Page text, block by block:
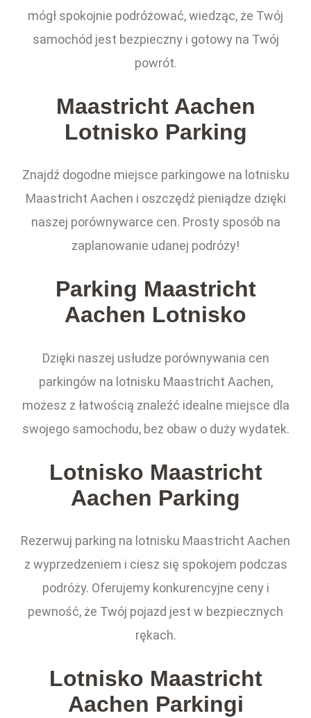
mógł spokojnie podróżować, wiedząc, że Twój
samochód jest bezpieczny i gotowy na Twój
powrót.
Maastricht Aachen
Lotnisko Parking
Znajdź dogodne miejsce parkingowe na lotnisku
Maastricht Aachen i oszczędź pieniądze dzięki
naszej porównywarce cen. Prosty sposób na
zaplanowanie udanej podróży!
Parking Maastricht
Aachen Lotnisko
Dzięki naszej usłudze porównywania cen
parkingów na lotnisku Maastricht Aachen,
możesz z łatwością znaleźć idealne miejsce dla
swojego samochodu, bez obaw o duży wydatek.
Lotnisko Maastricht
Aachen Parking
Rezerwuj parking na lotnisku Maastricht Aachen
z wyprzedzeniem i ciesz się spokojem podczas
podróży. Oferujemy konkurencyjne ceny i
pewność, że Twój pojazd jest w bezpiecznych
rękach.
Lotnisko Maastricht
Aachen Parkingi